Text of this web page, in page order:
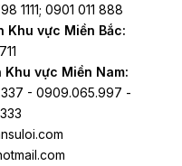
1111; 0901 011 888
Khu vực Miền Bắc:
vực Miền Nam:
- 0909.065.997 -